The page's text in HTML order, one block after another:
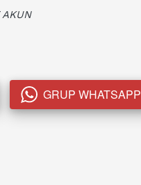
` GRUP WHATSAPP